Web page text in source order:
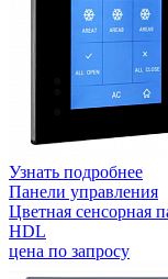
Узнать подробнее
Панели управления
Цветная сенсорная
HDL
цена по запросу